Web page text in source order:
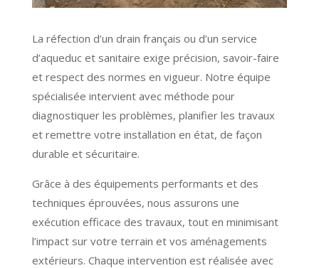
La réfection d’un drain français ou d’un service
d’aqueduc et sanitaire exige précision, savoir-faire
et respect des normes en vigueur. Notre équipe
spécialisée intervient avec méthode pour
diagnostiquer les problèmes, planifier les travaux
et remettre votre installation en état, de façon
durable et sécuritaire.
Grâce à des équipements performants et des
techniques éprouvées, nous assurons une
exécution efficace des travaux, tout en minimisant
l’impact sur votre terrain et vos aménagements
extérieurs. Chaque intervention est réalisée avec